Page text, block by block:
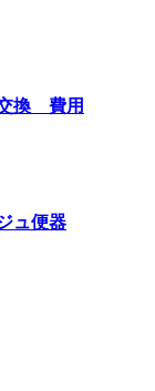
換 費用
ュ便器